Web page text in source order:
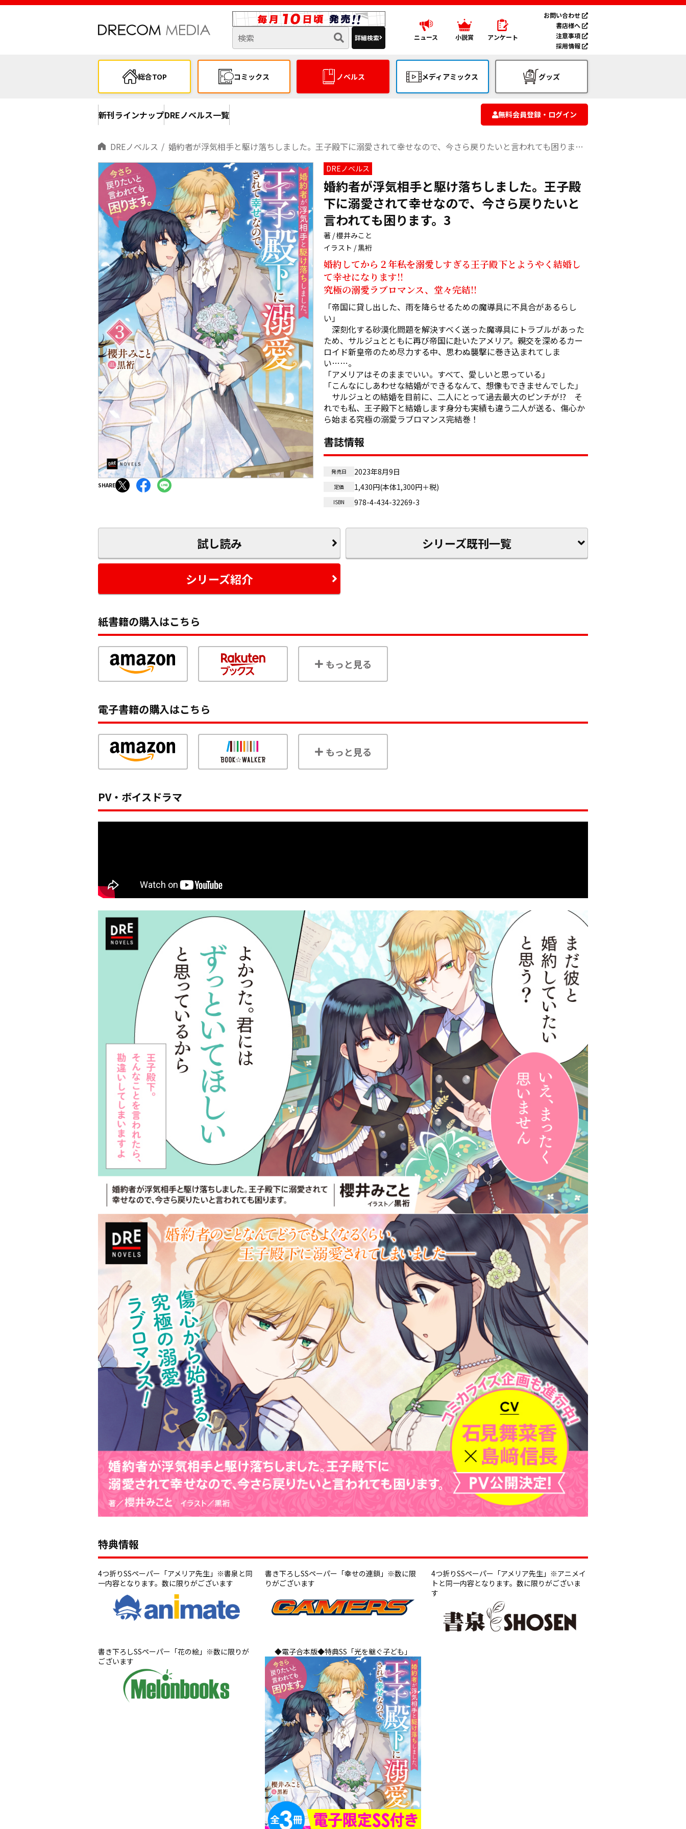
詳細検索 ニュース 小説賞 アンケート
お問い合わせ
書店様へ
注意事項
採用情報
総合TOP コミックス ノベルス メディアミックス グッズ
新刊ラインナップDREノベルス一覧 無料会員登録・ログイン
DREノベルス 婚約者が浮気相手と駆け落ちしました。王子殿下に溺愛されて幸せなので、今さら戻りたいと言われても困ります。3
SHARE
DREノベルス
婚約者が浮気相手と駆け落ちしました。王子殿
下に溺愛されて幸せなので、今さら戻りたいと
言われても困ります。3
著 / 櫻井みこと
イラスト / 黒裄
婚約してから２年――私を溺愛しすぎる王子殿下とようやく結婚し
て幸せになります!!
究極の溺愛ラブロマンス、堂々完結!!
「帝国に貸し出した、雨を降らせるための魔導具に不具合があるらし
い」
深刻化する砂漠化問題を解決すべく送った魔導具にトラブルがあった
ため、サルジュとともに再び帝国に赴いたアメリア。親交を深めるカー
ロイド新皇帝のため尽力する中、思わぬ襲撃に巻き込まれてしま
い……。
「アメリアはそのままでいい。すべて、愛しいと思っている」
「こんなにしあわせな結婚ができるなんて、想像もできませんでした」
サルジュとの結婚を目前に、二人にとって過去最大のピンチが!?　そ
れでも私、王子殿下と結婚します――身分も実績も違う二人が送る、傷心か
ら始まる究極の溺愛ラブロマンス完結巻！
書誌情報
発売日 2023年8月9日
定価 1,430円(本体1,300円＋税)
ISBN 978-4-434-32269-3
試し読み シリーズ既刊一覧
シリーズ紹介
紙書籍の購入はこちら
もっと見る
電子書籍の購入はこちら
もっと見る
PV・ボイスドラマ
特典情報
4つ折りSSペーパー「アメリア先生」※書泉と同
一内容となります。数に限りがございます
書き下ろしSSペーパー「幸せの連鎖」※数に限
りがございます
4つ折りSSペーパー「アメリア先生」※アニメイ
トと同一内容となります。数に限りがございま
す
書き下ろしSSペーパー「花の絵」※数に限りが
ございます
◆電子合本版◆特典SS「光を継ぐ子ども」